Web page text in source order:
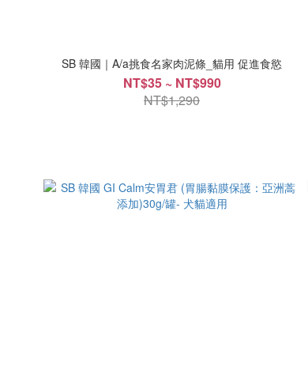
SB 韓國｜A/a挑食名家肉泥條_貓用 促進食慾
NT$35 ~ NT$990
NT$1,290